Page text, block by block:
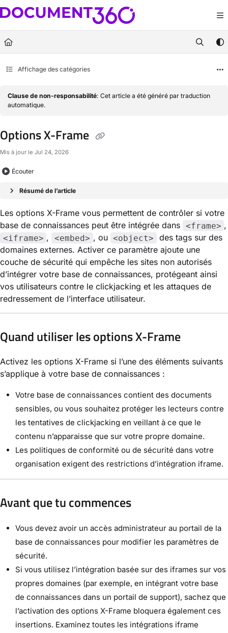
Documentation Index
Fetch the complete documentation index at:https://docs.document360.com/
Use this file to discover all available pages before exploring further.
Affichage des catégories
Clause de non-responsabilité: Cet article a été généré par traduction
automatique.
Options X-Frame
Mis à jour le Jul 24, 2026
Écouter
Résumé de l’article
Les options X-Frame vous permettent de contrôler si votre
base de connaissances peut être intégrée dans <frame> ,
<iframe> , <embed> , ou <object>
des tags sur des
domaines externes. Activer ce paramètre ajoute une
couche de sécurité qui empêche les sites non autorisés
d’intégrer votre base de connaissances, protégeant ainsi
vos utilisateurs contre le clickjacking et les attaques de
redressement de l’interface utilisateur.
Quand utiliser les options X-Frame
Activez les options X-Frame si l’une des éléments suivants
s’applique à votre base de connaissances :
Votre base de connaissances contient des documents
sensibles, ou vous souhaitez protéger les lecteurs contre
les tentatives de clickjacking en veillant à ce que le
contenu n’apparaisse que sur votre propre domaine.
Les politiques de conformité ou de sécurité dans votre
organisation exigent des restrictions d’intégration iframe.
Avant que tu commences
Vous devez avoir un accès administrateur au portail de la
base de connaissances pour modifier les paramètres de
sécurité.
Si vous utilisez l’intégration basée sur des iframes sur vos
propres domaines (par exemple, en intégrant votre base
de connaissances dans un portail de support), sachez que
l’activation des options X-Frame bloquera également ces
insertions. Examinez toutes les intégrations iframe